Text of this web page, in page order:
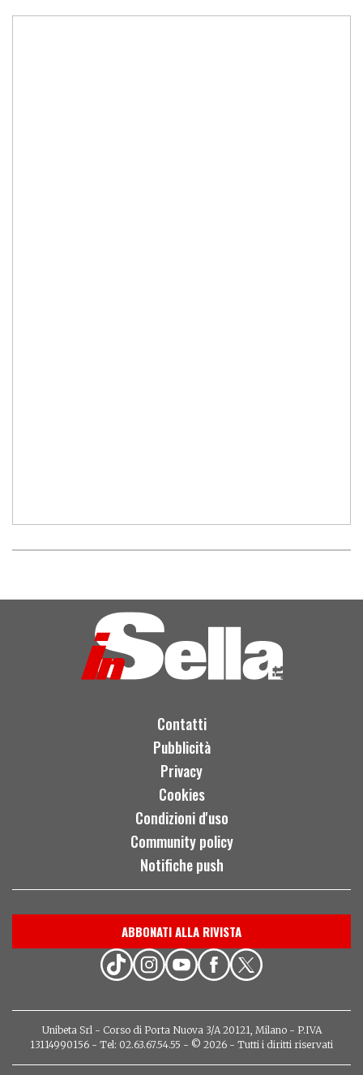
Contatti
Pubblicità
Privacy
Cookies
Condizioni d'uso
Community policy
Notifiche push
ABBONATI ALLA RIVISTA
Unibeta Srl - Corso di Porta Nuova 3/A 20121, Milano - P.IVA
13114990156 - Tel: 02.63.67.54.55 - © 2026 - Tutti i diritti riservati